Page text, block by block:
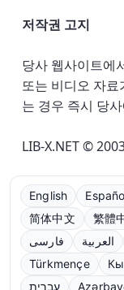
저작권 고지
당사 웹사이트에
또는 비디오 자
는 경우 즉시 당
LIB-X.NET ©
English
简体中文
繁體
فارسی
العربية
Türkmençe
עברית